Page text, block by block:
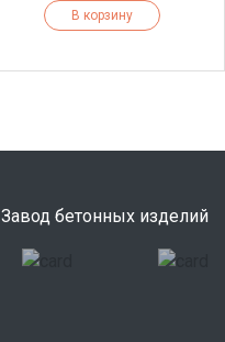
В корзину
Завод бетонных изделий